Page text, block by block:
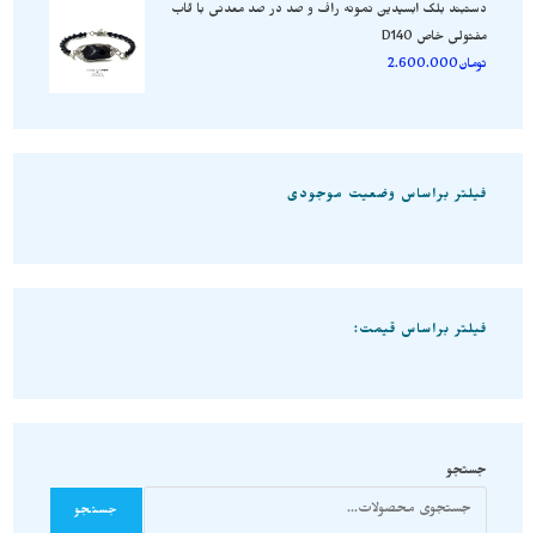
دستبند بلک ابسیدین نمونه راف و صد در صد معدنی با قاب
مفتولی خاص D140
تومان2.600.000
فیلتر براساس وضعیت موجودی
فیلتر براساس قیمت:
جستجو
جستجو